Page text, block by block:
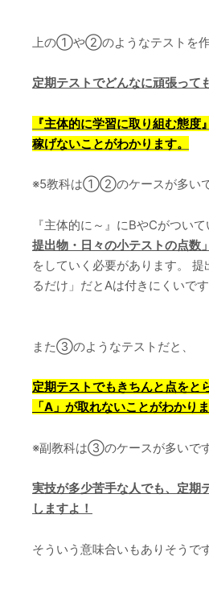
上の①や②のようなテストを作
定期テストでどんなに頑張って
『主体的に学習に取り組む態
稼げないことがわかります。
※5教科は①②のケースが多い
『主体的に～』にBやCがつい
提出物・日々の小テストの点数」
をしていく必要があります。
るだけ」だとAは付きにくいです
また③のようなテストだと、
定期テストでもきちんと点をと
「A」が取れないことがわかりま
※副教科は③のケースが多いで
実技が多少苦手な人でも、定期
しますよ！
そういう意味合いもありそうで